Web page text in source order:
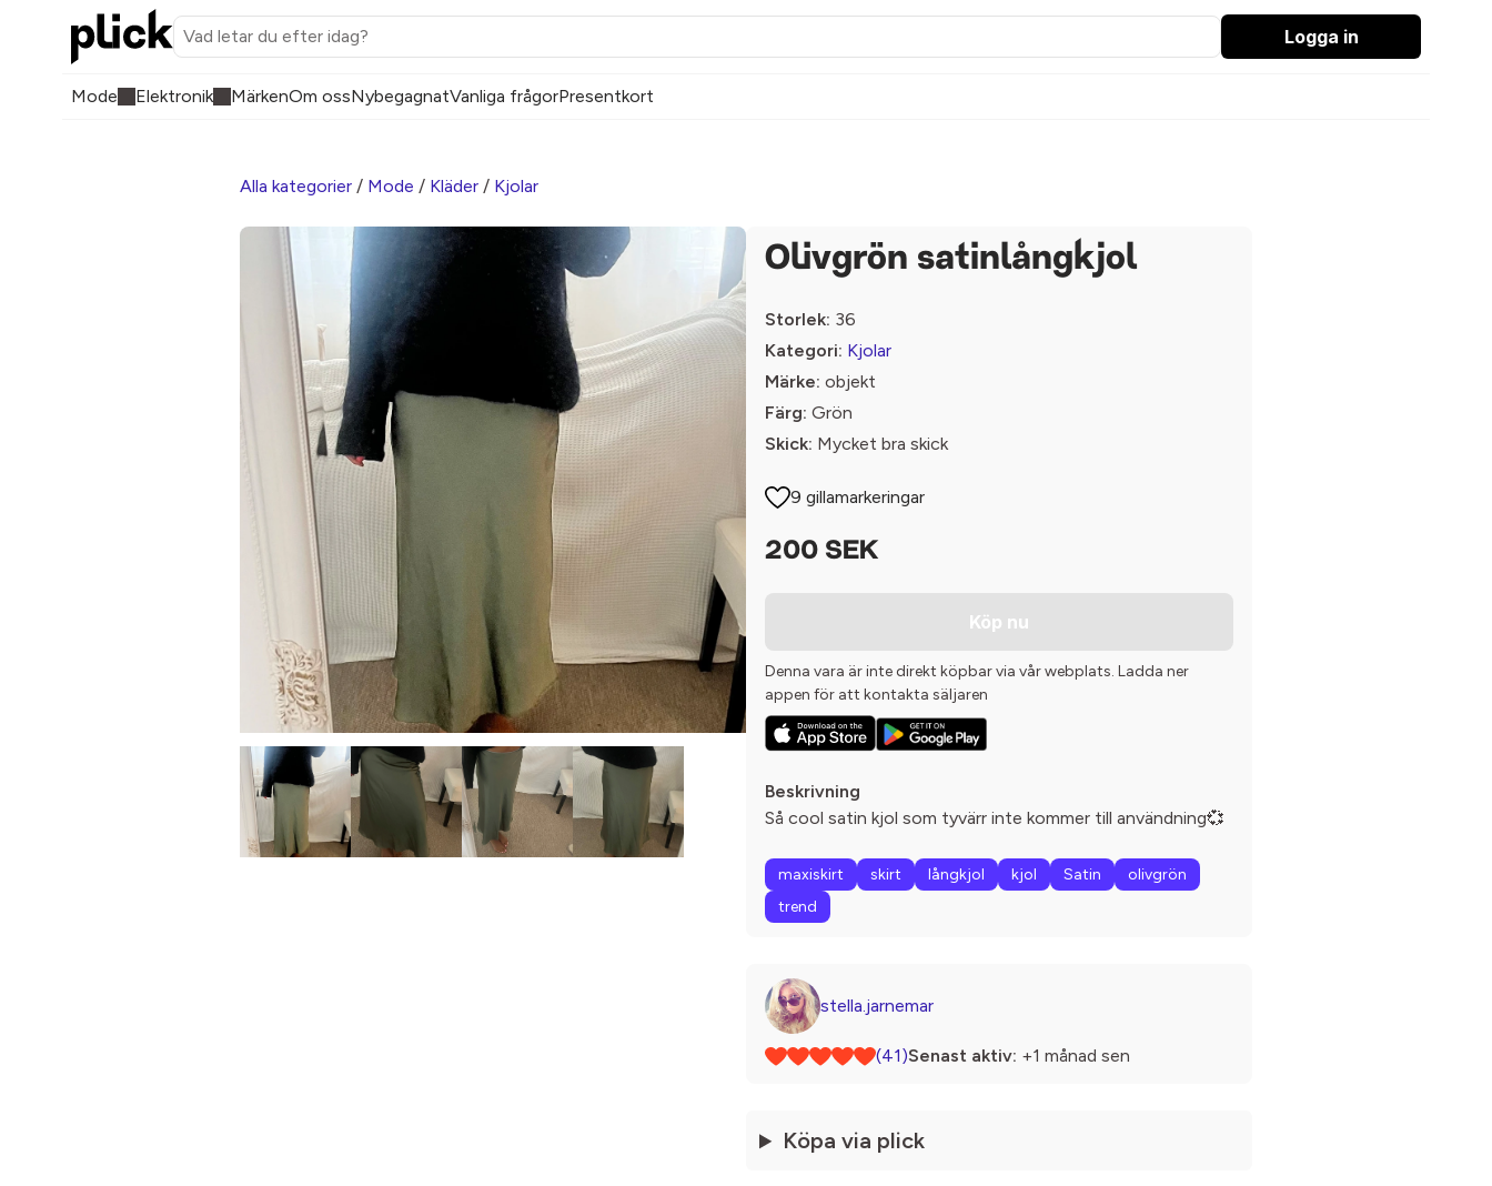
Logga in
Mode Elektronik MärkenOm ossNybegagnatVanliga frågorPresentkort
Alla kategorier / Mode / Kläder / Kjolar
Olivgrön satinlångkjol
Storlek: 36
Kategori: Kjolar
Märke: objekt
Färg: Grön
Skick: Mycket bra skick
9 gillamarkeringar
200 SEK
Köp nu
Denna vara är inte direkt köpbar via vår webplats. Ladda ner
appen för att kontakta säljaren
Beskrivning
Så cool satin kjol som tyvärr inte kommer till användning💞
maxiskirt skirt långkjol kjol Satin
olivgrön
trend
stella.jarnemar
(41)Senast aktiv: +1 månad sen
Köpa via plick